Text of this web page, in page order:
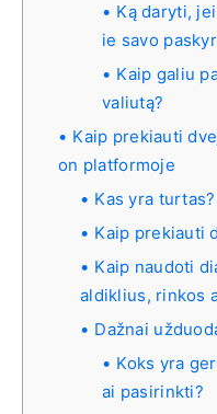
Ką daryti,
ie savo
Kaip galiu
valiutą?
Kaip prekiauti
on platformoje
Kas yra turtas?
Kaip prekiauti
Kaip naudoti
aldiklius, rinkos
Dažnai
Koks yra
ai pasirinkti?